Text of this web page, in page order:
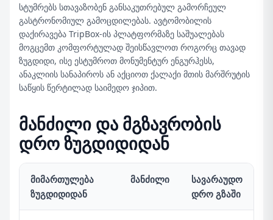
სტუმრებს სთავაზობენ განსაკუთრებულ გამორჩეულ
გასტრონომიულ გამოცდილებას. ავტომობილის
დაქირავება TripBox-ის პლატფორმაზე საშუალებას
მოგცემთ კომფორტულად შეისწავლოთ როგორც თავად
ზუგდიდი, ისე ესტუმროთ მონუმენტურ ენგურჰესს,
ანაკლიის სანაპიროს ან აქციოთ ქალაქი მთის მარშრუტის
საწყის წერტილად საიმედო ჯიპით.
მანძილი და მგზავრობის
დრო ზუგდიდიდან
მიმართულება
ზუგდიდიდან
მანძილი
სავარაუდო
დრო გზაში